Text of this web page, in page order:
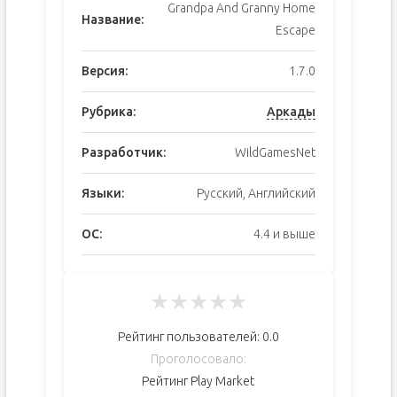
Название:
Grandpa And Granny Home
Escape
Версия: 1.7.0
Рубрика: Аркады
Разработчик: WildGamesNet
Языки: Русский, Английский
ОС: 4.4 и выше
★★★★★
Рейтинг пользователей: 0.0
Проголосовало:
Рейтинг Play Market